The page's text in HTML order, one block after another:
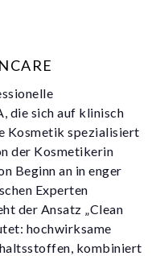
die sich auf klinisch
Kosmetik spezialisiert
der Kosmetikerin
Beginn an in enger
Experten
der Ansatz „Clean
hochwirksame
kombiniert